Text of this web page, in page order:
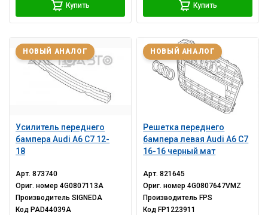
Купить Купить
Усилитель переднего
бампера Audi A6 C7 12-
18
НОВЫЙ АНАЛОГ
Арт.873740
Ориг. номер4G0807113A
ПроизводительSIGNEDA
Код PAD44039A
Решетка переднего
бампера левая Audi A6 C7
16-16 черный мат
НОВЫЙ АНАЛОГ
Арт.821645
Ориг. номер4G0807647VMZ
Производитель FPS
Код FP1223911